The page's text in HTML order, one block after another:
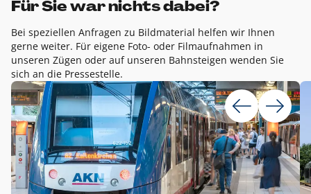
Für Sie war nichts dabei?
Bei speziellen Anfragen zu Bildmaterial helfen wir Ihnen
gerne weiter. Für eigene Foto- oder Filmaufnahmen in
unseren Zügen oder auf unseren Bahnsteigen wenden Sie
sich an die Pressestelle.